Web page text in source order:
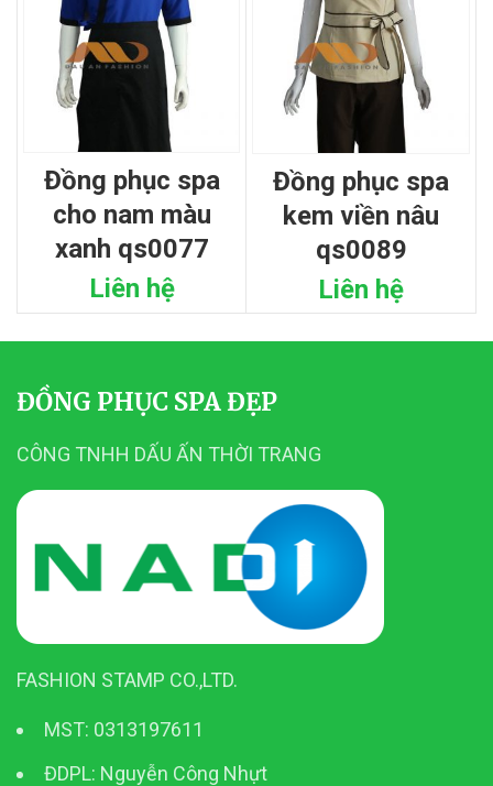
đồng phục spa
cho nam màu
xanh qs0077
Liên hệ
đồng phục spa
kem viền nâu
qs0089
Liên hệ
ĐỒNG PHỤC SPA ĐẸP
CÔNG TNHH DẤU ẤN THỜI TRANG
FASHION STAMP CO.,LTD.
MST: 0313197611
ĐDPL: Nguyễn Công Nhựt